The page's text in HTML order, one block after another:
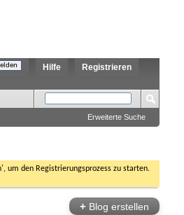
Registrieren
Hilfe
Erweiterte Suche
um den Registrierungsprozess zu starten.
+ Blog erstellen